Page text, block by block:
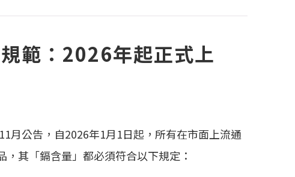
範：2026年起正式上
月公告，自2026年1月1日起，所有在市面上流通
，其「鎘含量」都必須符合以下規定：